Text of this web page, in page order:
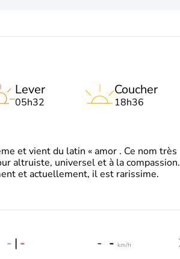
Lever
05h32
Coucher
18h36
et vient du latin « amor . Ce nom très
altruiste, universel et à la compassion.
et actuellement, il est rarissime.
- | - - - km/h